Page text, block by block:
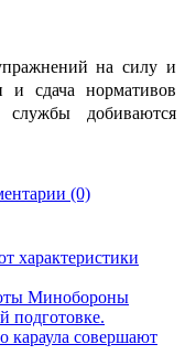
на силу и
и сдача нормативов
добиваются
(0)
характеристики
Минобороны
подготовке.
караула совершают